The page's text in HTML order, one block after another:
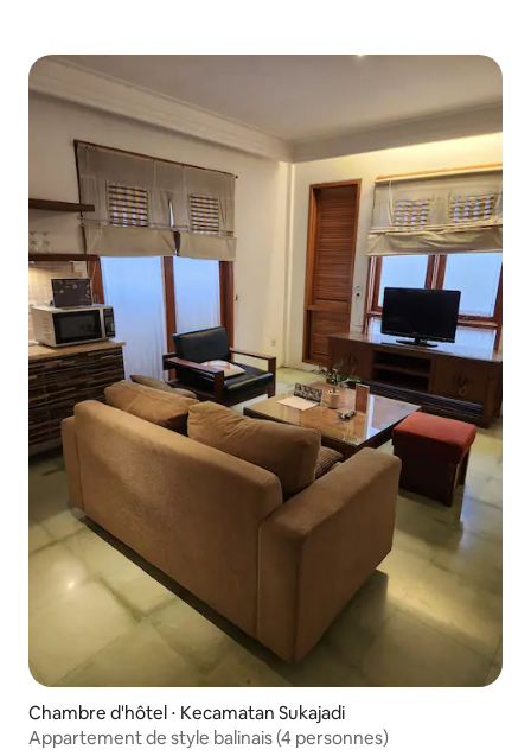
Chambre d'hôtel ⋅ Kecamatan Sukajadi
Appartement de style balinais (4 personnes)